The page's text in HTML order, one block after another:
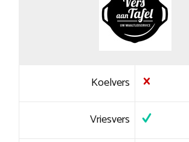
Koelvers
Vriesvers